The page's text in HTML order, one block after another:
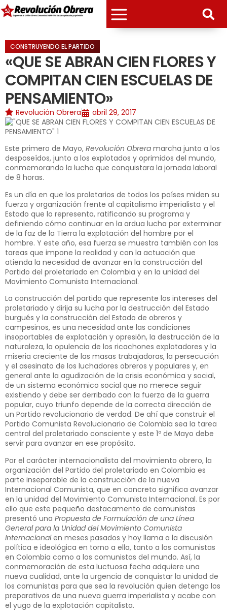
CONSTRUYENDO EL PARTIDO
«QUE SE ABRAN CIEN FLORES Y
COMPITAN CIEN ESCUELAS DE
PENSAMIENTO»
Revolución Obrera abril 29, 2017
Este primero de Mayo, Revolución Obrera marcha junto a los
desposeídos, junto a los explotados y oprimidos del mundo,
conmemorando la lucha que conquistara la jornada laboral
de 8 horas.
Es un día en que los proletarios de todos los países miden su
fuerza y organización frente al capitalismo imperialista y el
Estado que lo representa, ratificando su programa y
definiendo cómo continuar en la ardua lucha por exterminar
de la faz de la Tierra la explotación del hombre por el
hombre. Y este año, esa fuerza se muestra también con las
tareas que impone la realidad y con la actuación que
atienda la necesidad de avanzar en la construcción del
Partido del proletariado en Colombia y en la unidad del
Movimiento Comunista Internacional.
La construcción del partido que represente los intereses del
proletariado y dirija su lucha por la destrucción del Estado
burgués y la construcción del Estado de obreros y
campesinos, es una necesidad ante las condiciones
insoportables de explotación y opresión, la destrucción de la
naturaleza, la opulencia de los ricachones explotadores y la
miseria creciente de las masas trabajadoras, la persecución
y el asesinato de los luchadores obreros y populares y, en
general ante la agudización de la crisis económica y social,
de un sistema económico social que no merece seguir
existiendo y debe ser derribado con la fuerza de la guerra
popular, cuyo triunfo depende de la correcta dirección de
un Partido revolucionario de verdad. De ahí que construir el
Partido Comunista Revolucionario de Colombia sea la tarea
central del proletariado consciente y este 1º de Mayo debe
servir para avanzar en ese propósito.
Por el carácter internacionalista del movimiento obrero, la
organización del Partido del proletariado en Colombia es
parte inseparable de la construcción de la nueva
Internacional Comunista, que en concreto significa avanzar
en la unidad del Movimiento Comunista Internacional. Es por
ello que este pequeño destacamento de comunistas
presentó una Propuesta de Formulación de una Línea
General para la Unidad del Movimiento Comunista
Internacionalen meses pasados y hoy llama a la discusión
política e ideológica en torno a ella, tanto a los comunistas
en Colombia como a los comunistas del mundo. Así, la
conmemoración de esta luctuosa fecha adquiere una
nueva cualidad, ante la urgencia de conquistar la unidad de
los comunistas para que sea la revolución quien detenga los
preparativos de una nueva guerra imperialista y acabe con
el yugo de la explotación capitalista.